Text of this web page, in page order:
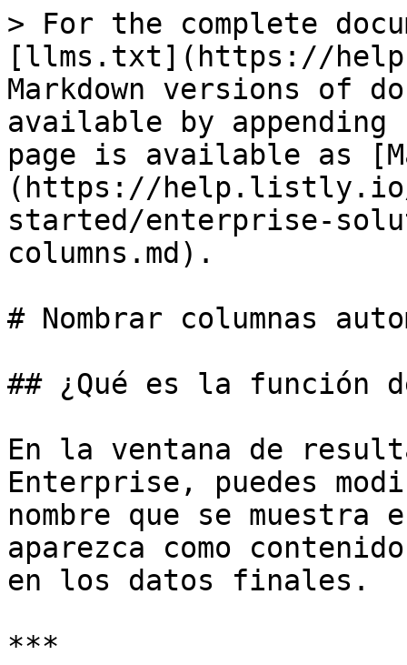
> For the complete
[llms.txt](https://
Markdown versions of
available by
page is available as
(https://help.listly.io/
started/enterprise-
columns.md).
# Nombrar columnas
## ¿Qué es la función
En la ventana de
Enterprise, puedes
nombre que se muestra
aparezca como
en los datos finales.
***